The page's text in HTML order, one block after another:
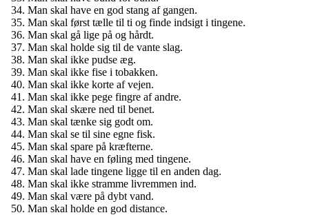
Man skal have en god stang af gangen.
Man skal først tælle til ti og finde indsigt i tingene.
Man skal gå lige på og hårdt.
Man skal holde sig til de vante slag.
Man skal ikke pudse æg.
Man skal ikke fise i tobakken.
Man skal ikke korte af vejen.
Man skal ikke pege fingre af andre.
Man skal skære ned til benet.
Man skal tænke sig godt om.
Man skal se til sine egne fisk.
Man skal spare på kræfterne.
Man skal have en føling med tingene.
Man skal lade tingene ligge til en anden dag.
Man skal ikke stramme livremmen ind.
Man skal være på dybt vand.
Man skal holde en god distance.